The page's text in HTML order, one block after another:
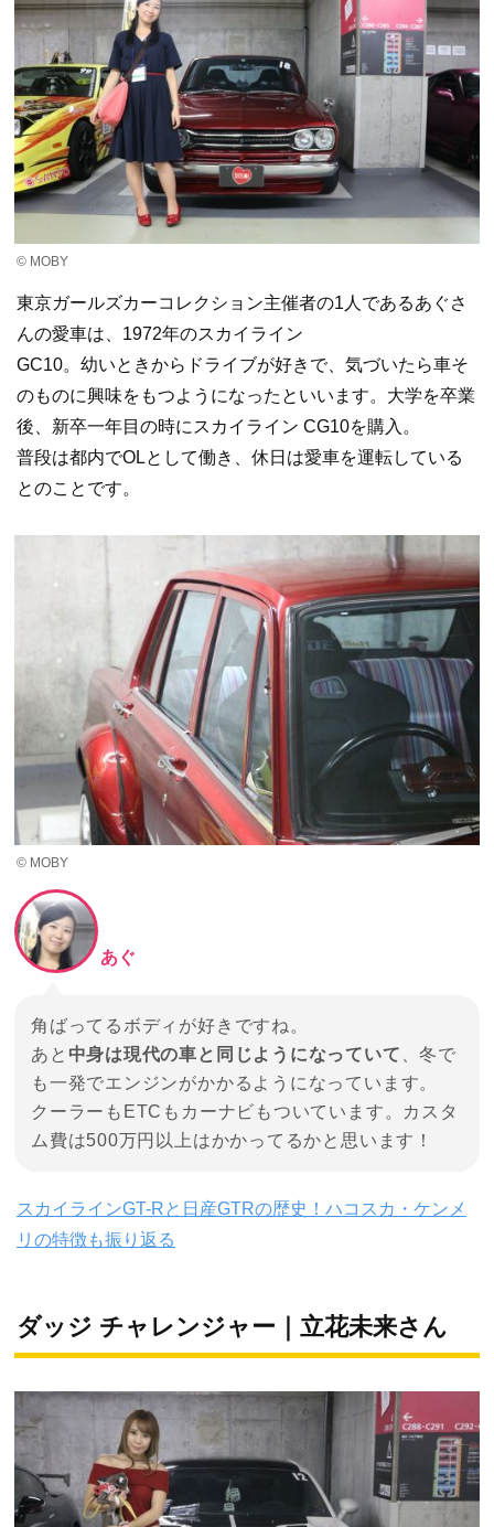
© MOBY
東京ガールズカーコレクション主催者の1人であるあぐさ
んの愛車は、1972年のスカイライン
GC10。幼いときからドライブが好きで、気づいたら車そ
のものに興味をもつようになったといいます。大学を卒業
後、新卒一年目の時にスカイライン CG10を購入。
普段は都内でOLとして働き、休日は愛車を運転している
とのことです。
© MOBY
あぐ
角ばってるボディが好きですね。
あと 中身は現代の車と同じようになっていて 、冬で
も一発でエンジンがかかるようになっています。
クーラーもETCもカーナビもついています。カスタ
ム費は500万円以上はかかってるかと思います！
スカイラインGT-Rと日産GTRの歴史！ハコスカ・ケンメ
リの特徴も振り返る
ダッジ チャレンジャー｜立花未来さん